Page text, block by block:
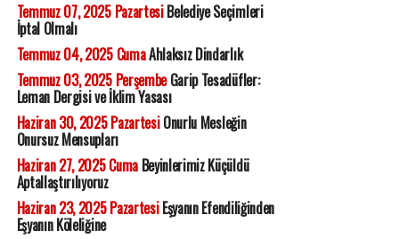
Temmuz 07, 2025 PazartesiBelediye Seçimleri
İptal Olmalı
Temmuz 04, 2025 CumaAhlaksız Dindarlık
Temmuz 03, 2025 PerşembeGarip Tesadüfler:
Leman Dergisi ve İklim Yasası
Haziran 30, 2025 PazartesiOnurlu Mesleğin
Onursuz Mensupları
Haziran 27, 2025 CumaBeyinlerimiz Küçüldü
Aptallaştırılıyoruz
Haziran 23, 2025 PazartesiEşyanın Efendiliğinden
Eşyanın Köleliğine